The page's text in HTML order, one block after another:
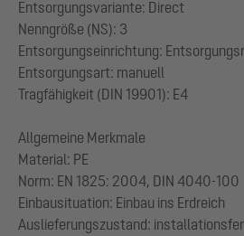
Entsorgungsvariante: Direct
Nenngröße (NS): 3
Entsorgungseinrichtung:
Entsorgungsart: manuell
Tragfähigkeit (DIN 19901): E4
Allgemeine Merkmale
Material: PE
Norm: EN 1825: 2004, DIN 4040-100
Einbausituation: Einbau ins Erdreich
Auslieferungszustand: